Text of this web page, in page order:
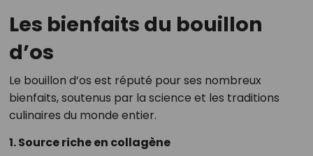
Les bienfaits du bouillon
d’os
Le bouillon d’os est réputé pour ses nombreux
bienfaits, soutenus par la science et les traditions
culinaires du monde entier.
1. Source riche en collagène